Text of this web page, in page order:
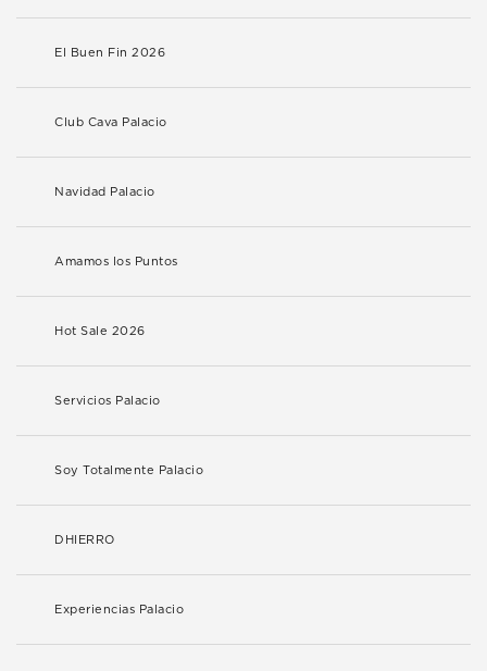
El Buen Fin 2026
Club Cava Palacio
Navidad Palacio
Amamos los Puntos
Hot Sale 2026
Servicios Palacio
Soy Totalmente Palacio
DHIERRO
Experiencias Palacio